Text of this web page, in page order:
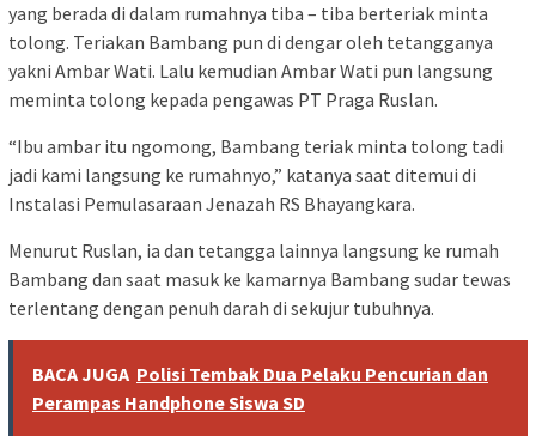
yang berada di dalam rumahnya tiba – tiba berteriak minta
tolong. Teriakan Bambang pun di dengar oleh tetangganya
yakni Ambar Wati. Lalu kemudian Ambar Wati pun langsung
meminta tolong kepada pengawas PT Praga Ruslan.
“Ibu ambar itu ngomong, Bambang teriak minta tolong tadi
jadi kami langsung ke rumahnyo,” katanya saat ditemui di
Instalasi Pemulasaraan Jenazah RS Bhayangkara.
Menurut Ruslan, ia dan tetangga lainnya langsung ke rumah
Bambang dan saat masuk ke kamarnya Bambang sudar tewas
terlentang dengan penuh darah di sekujur tubuhnya.
BACA JUGA Polisi Tembak Dua Pelaku Pencurian dan
Perampas Handphone Siswa SD